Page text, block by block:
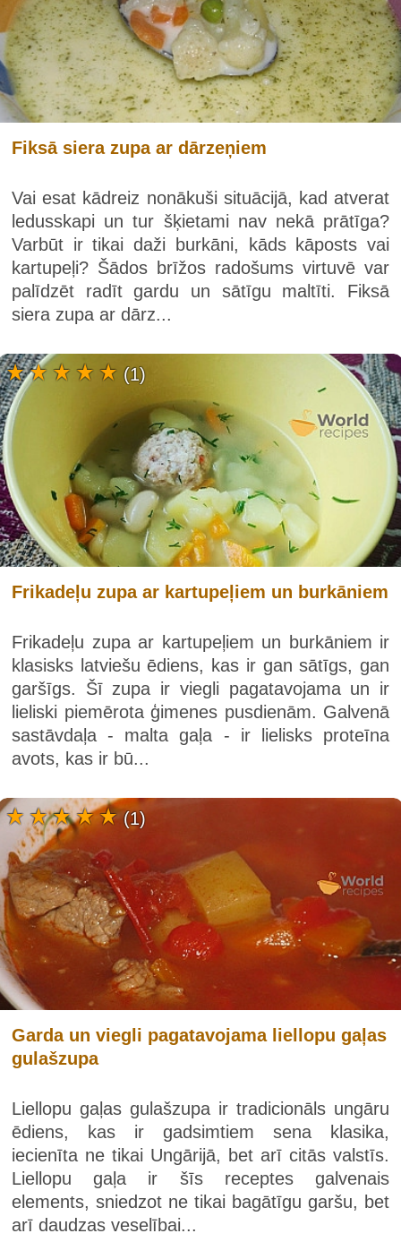
Fiksā siera zupa ar dārzeņiem
Vai esat kādreiz nonākuši situācijā, kad atverat
ledusskapi un tur šķietami nav nekā prātīga?
Varbūt ir tikai daži burkāni, kāds kāposts vai
kartupeļi? Šādos brīžos radošums virtuvē var
palīdzēt radīt gardu un sātīgu maltīti. Fiksā
siera zupa ar dārz...
Frikadeļu zupa ar kartupeļiem un burkāniem
Frikadeļu zupa ar kartupeļiem un burkāniem ir
klasisks latviešu ēdiens, kas ir gan sātīgs, gan
garšīgs. Šī zupa ir viegli pagatavojama un ir
lieliski piemērota ģimenes pusdienām. Galvenā
sastāvdaļa - malta gaļa - ir lielisks proteīna
avots, kas ir bū...
(1)
Garda un viegli pagatavojama liellopu gaļas
gulašzupa
Liellopu gaļas gulašzupa ir tradicionāls ungāru
ēdiens, kas ir gadsimtiem sena klasika,
iecienīta ne tikai Ungārijā, bet arī citās valstīs.
Liellopu gaļa ir šīs receptes galvenais
elements, sniedzot ne tikai bagātīgu garšu, bet
arī daudzas veselībai...
(1)